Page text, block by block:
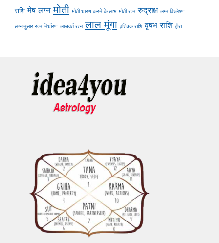
राशि मेष लग्न मोती मोती धारण करने के लाभ मोती रत्न रुद्राक्ष लग्न विश्लेषण
लग्नानुसार रत्न निर्धारण लाजवर्त रत्न लाल मूंगा वृश्चिक राशि वृषभ राशि हीरा